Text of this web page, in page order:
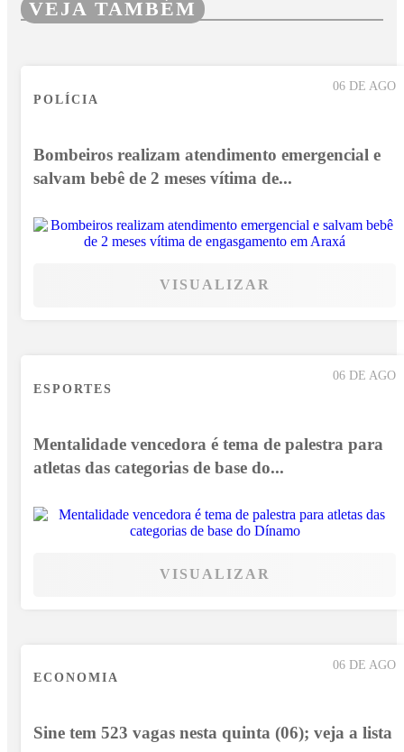
VEJA TAMBÉM
06 DE AGO
POLÍCIA
Bombeiros realizam atendimento emergencial e
salvam bebê de 2 meses vítima de...
VISUALIZAR
06 DE AGO
ESPORTES
Mentalidade vencedora é tema de palestra para
atletas das categorias de base do...
VISUALIZAR
06 DE AGO
ECONOMIA
Sine tem 523 vagas nesta quinta (06); veja a lista